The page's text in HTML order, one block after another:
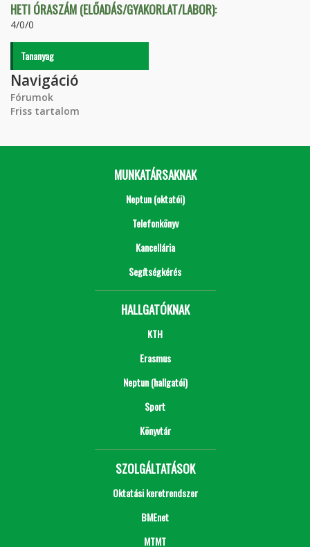
HETI ÓRASZÁM (ELŐADÁS/GYAKORLAT/LABOR):
4/0/0
Tananyag
Navigáció
Fórumok
Friss tartalom
MUNKATÁRSAKNAK
Neptun (oktatói)
Telefonkönyv
Kancellária
Segítségkérés
HALLGATÓKNAK
KTH
Erasmus
Neptun (hallgatói)
Sport
Könyvtár
SZOLGÁLTATÁSOK
Oktatási keretrendszer
BMEnet
MTMT